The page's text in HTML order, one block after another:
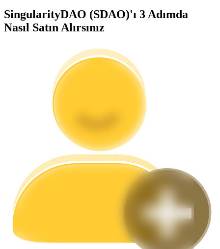
Bilgi
Ticaret bilgileri vb. dahil olmak üzere büyük veri analizi.
Vadeli İşlemler Başlangıç Kılavuzu
Ticaret stratejileri
SingularityDAO (SDAO)'ı 3 Adımda
Nasıl Satın Alırsınız